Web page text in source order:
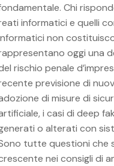
Chi
informatici e quelli
non
oggi una
rischio penale
previsione di
di misure di
i casi di deep
o alterati con
tutte questioni che
nei consigli di